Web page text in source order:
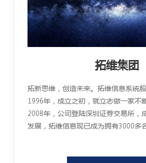
拓维集团
拓新思维，创造未来。拓维信息系统
1996年，成立之初，就立志做一家不
2008年，公司登陆深圳证券交易所，
发展，拓维信息现已成为拥有3000多